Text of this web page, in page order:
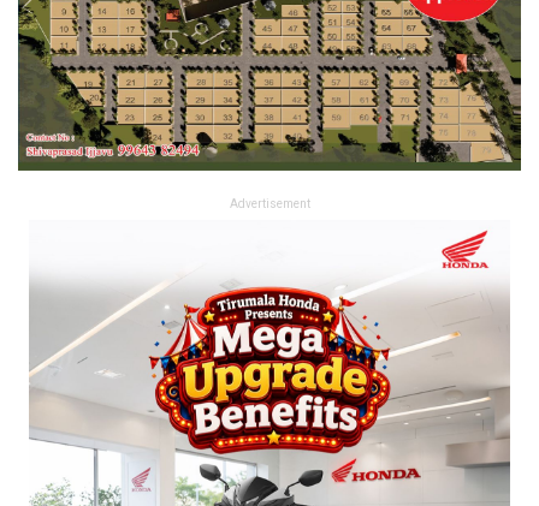
Advertisement